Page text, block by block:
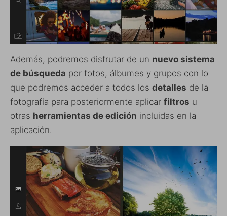
Además, podremos disfrutar de un nuevo sistema
de búsqueda por fotos, álbumes y grupos con lo
que podremos acceder a todos los detalles de la
fotografía para posteriormente aplicar filtros u
otras herramientas de edición incluidas en la
aplicación.